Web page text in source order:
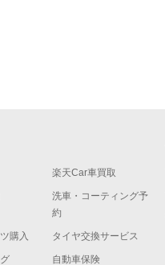
楽天Car車買取
洗車・コーティング予
約
購入 タイヤ交換サービス
自動車保険